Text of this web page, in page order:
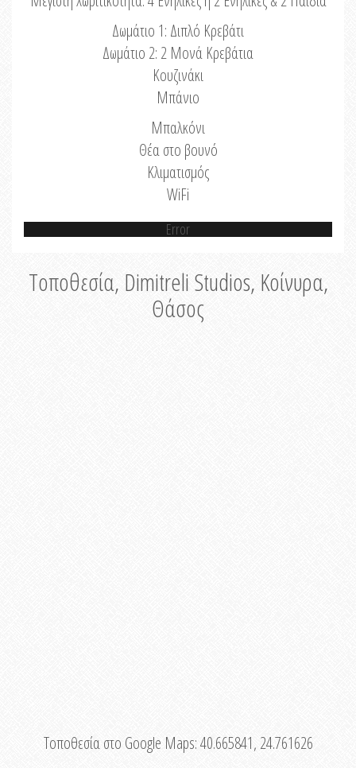
Δωμάτιο 1: Διπλό Κρεβάτι
Δωμάτιο 2: 2 Μονά Κρεβάτια
Κουζινάκι
Μπάνιο
Μπαλκόνι
Θέα στο βουνό
Κλιματισμός
WiFi
Error
Τοποθεσία, Dimitreli Studios, Κοίνυρα,
Θάσος
Τοποθεσία στο Google Maps:40.665841, 24.761626